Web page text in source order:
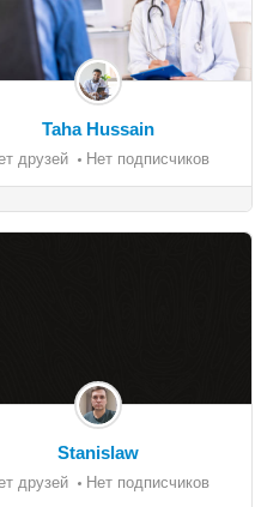
Taha Hussain
друзей Нет подписчиков
Stanislaw
друзей Нет подписчиков